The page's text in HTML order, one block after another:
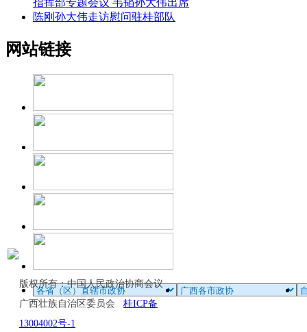
陈刚孙大伟走访慰问驻桂部队
网站链接
版权所有：中国人民政治协商会议
广西壮族自治区委员会 桂ICP备
13004002号-1